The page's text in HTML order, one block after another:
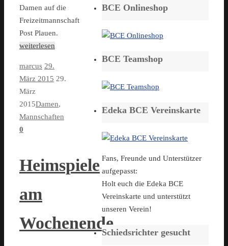
Damen auf die
Freizeitmannschaft
Post Plauen.
weiterlesen
marcus 29.
März 2015 29.
März
2015Damen,
Mannschaften
0
Heimspiele
am
Wochenende
BCE Onlineshop
BCE Teamshop
Edeka BCE Vereinskarte
Fans, Freunde und Unterstützer
aufgepasst:
Holt euch die Edeka BCE
Vereinskarte und unterstützt
unseren Verein!
Schiedsrichter gesucht